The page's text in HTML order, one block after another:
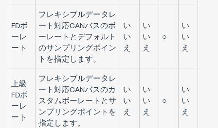
FDボ
ーレ
ート
フレキシブルデータレ
ート対応CANバスのボ
ーレートとデフォルト
のサンプリングポイン
トを指定します。
い
い
え
い
い
え
○
い
い
え
上級
FDボ
ーレ
ート
フレキシブルデータレ
ート対応CANバスのカ
スタムボーレートとサ
ンプリングポイントを
指定します。
い
い
え
い
い
え
○
い
い
え